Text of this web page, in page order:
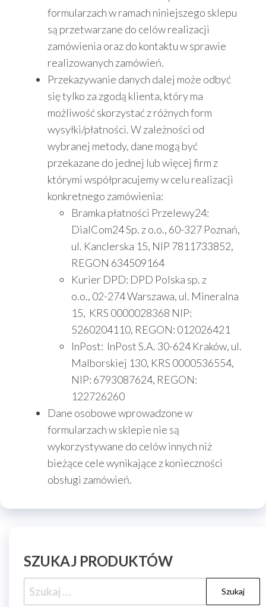
formularzach w ramach niniejszego sklepu
są przetwarzane do celów realizacji
zamówienia oraz do kontaktu w sprawie
realizowanych zamówień.
Przekazywanie danych dalej może odbyć
się tylko za zgodą klienta, który ma
możliwość skorzystać z różnych form
wysyłki/płatności. W zależności od
wybranej metody, dane mogą być
przekazane do jednej lub więcej firm z
którymi współpracujemy w celu realizacji
konkretnego zamówienia:
Bramka płatności Przelewy24:
DialCom24 Sp. z o.o., 60-327 Poznań,
ul. Kanclerska 15, NIP 7811733852,
REGON 634509164
Kurier DPD: DPD Polska sp. z
o.o., 02-274 Warszawa, ul. Mineralna
15, KRS 0000028368 NIP:
5260204110, REGON: 012026421
InPost: InPost S.A. 30-624 Kraków, ul.
Malborskiej 130, KRS 0000536554,
NIP: 6793087624, REGON:
122726260
Dane osobowe wprowadzone w
formularzach w sklepie nie są
wykorzystywane do celów innych niż
bieżące cele wynikające z konieczności
obsługi zamówień.
SZUKAJ PRODUKTÓW
Szukaj: